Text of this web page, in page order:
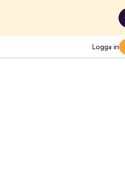
Logga in